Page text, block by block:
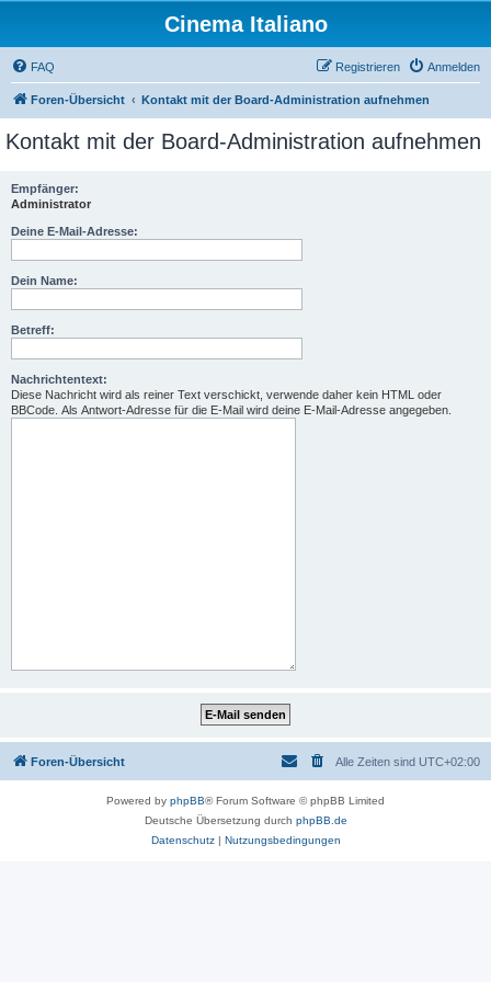
Cinema Italiano
FAQ Anmelden
Registrieren
Foren-Übersicht Kontakt mit der Board-Administration aufnehmen
Kontakt mit der Board-Administration aufnehmen
Empfänger:
Administrator
Deine E-Mail-Adresse:
Dein Name:
Betreff:
Nachrichtentext:
Diese Nachricht wird als reiner Text verschickt, verwende daher kein HTML oder
BBCode. Als Antwort-Adresse für die E-Mail wird deine E-Mail-Adresse angegeben.
Foren-Übersicht Alle Zeiten sind UTC+02:00
Powered by phpBB® Forum Software © phpBB Limited
Deutsche Übersetzung durch phpBB.de
Datenschutz| Nutzungsbedingungen